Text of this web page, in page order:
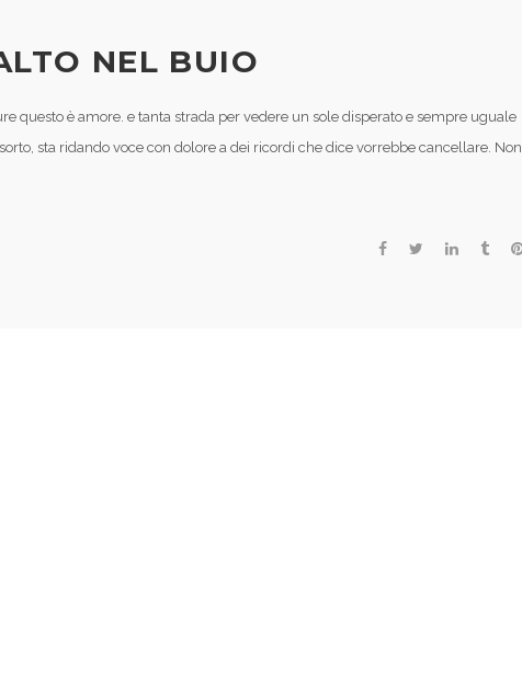
NEL BUIO
questo è amore. e tanta strada per vedere un sole disperato e sempre uguale
sta ridando voce con dolore a dei ricordi che dice vorrebbe cancellare. Non